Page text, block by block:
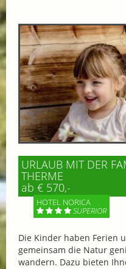
URLAUB MIT DER
THERME
ab € 570,-
HOTEL NORICA
SUPERIOR
Die Kinder haben Ferien
gemeinsam die Natur
wandern. Dazu bieten